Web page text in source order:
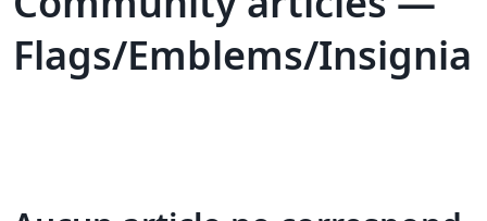
Flags/Emblems/Insignia